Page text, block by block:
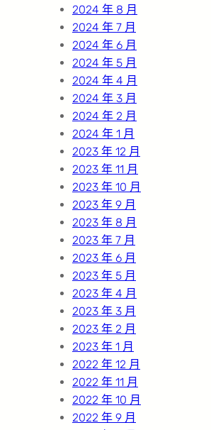
2024 年 8 月
2024 年 7 月
2024 年 6 月
2024 年 5 月
2024 年 4 月
2024 年 3 月
2024 年 2 月
2024 年 1 月
2023 年 12 月
2023 年 11 月
2023 年 10 月
2023 年 9 月
2023 年 8 月
2023 年 7 月
2023 年 6 月
2023 年 5 月
2023 年 4 月
2023 年 3 月
2023 年 2 月
2023 年 1 月
2022 年 12 月
2022 年 11 月
2022 年 10 月
2022 年 9 月